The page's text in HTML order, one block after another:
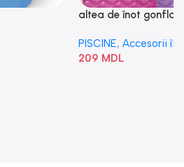
altea de înot
PISCINE, Accesorii
209 MDL